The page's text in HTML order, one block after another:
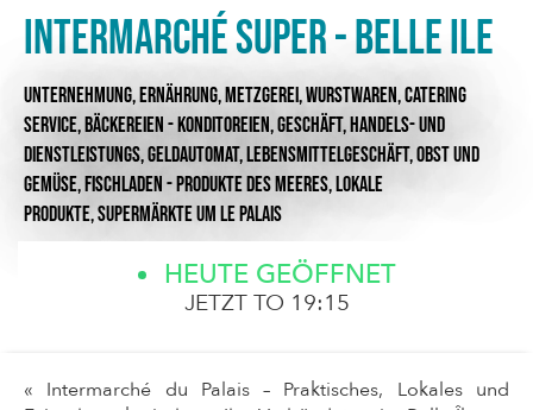
Intermarché SUPER - Belle Ile
UNTERNEHMUNG,ERNÄHRUNG,METZGEREI, WURSTWAREN, CATERING
SERVICE,BÄCKEREIEN - KONDITOREIEN,GESCHÄFT,HANDELS- UND
DIENSTLEISTUNGS,GELDAUTOMAT,LEBENSMITTELGESCHÄFT,OBST UND
GEMÜSE,FISCHLADEN - PRODUKTE DES MEERES,LOKALE
PRODUKTE,SUPERMÄRKTEUM LE PALAIS
HEUTE GEÖFFNET
JETZT TO 19:15
« Intermarché du Palais – Praktisches, Lokales und